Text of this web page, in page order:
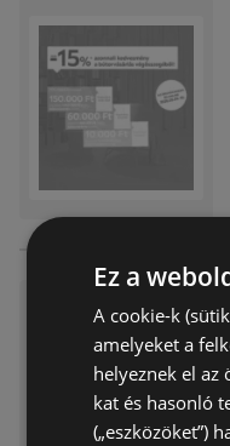
Ez a
A cookie-k
amelyeket a
helyeznek el az
kat és hasonló
(„eszközöket”)